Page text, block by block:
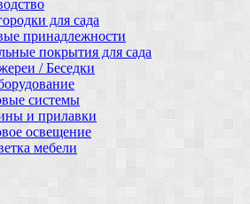
для сада
принадлежности
покрытия для сада
/ Беседки
системы
и прилавки
освещение
мебели